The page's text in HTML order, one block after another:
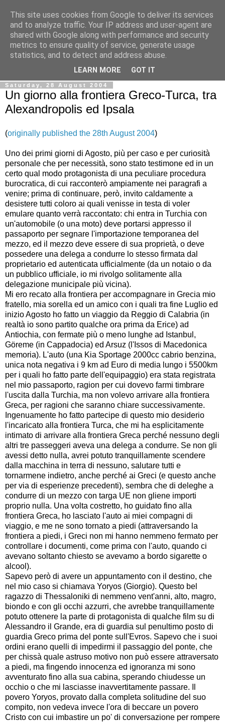
Ale Riolo's blog
Some posts are inEnglish , altri sono inItaliano , algunos
Español
Saturday, 28 August 2004
Un giorno alla frontiera Greco-Turca, tra
Alexandropolis ed Ipsala
(originally published the 28th August 2004)
Uno dei primi giorni di Agosto, più per caso e per curiosità
personale che per necessità, sono stato testimone ed in un
certo qual modo protagonista di una peculiare procedura
burocratica, di cui racconterò ampiamente nei paragrafi a
venire; prima di continuare, però, invito caldamente a
desistere tutti coloro ai quali venisse in testa di voler
emulare quanto verrà raccontato: chi entra in Turchia con
un'automobile (o una moto) deve portarsi appresso il
passaporto per segnare l'importazione temporanea del
mezzo, ed il mezzo deve essere di sua proprietà, o deve
possedere una delega a condurre lo stesso firmata dal
proprietario ed autenticata ufficialmente (da un notaio o da
un pubblico ufficiale, io mi rivolgo solitamente alla
delegazione municipale più vicina).
Mi ero recato alla frontiera per accompagnare in Grecia mio
fratello, mia sorella ed un amico con i quali tra fine Luglio ed
inizio Agosto ho fatto un viaggio da Reggio di Calabria (in
realtà io sono partito qualche ora prima da Erice) ad
Antiochia, con fermate più o meno lunghe ad Istanbul,
Göreme (in Cappadocia) ed Arsuz (l'Issos di Macedonica
memoria). L'auto (una Kia Sportage 2000cc cabrio benzina,
unica nota negativa i 9 km ad Euro di media lungo i 5500km
per i quali ho fatto parte dell'equipaggio) era stata registrata
nel mio passaporto, ragion per cui dovevo farmi timbrare
l'uscita dalla Turchia, ma non volevo arrivare alla frontiera
Greca, per ragioni che saranno chiare successivamente.
Ingenuamente ho fatto partecipe di questo mio desiderio
l'incaricato alla frontiera Turca, che mi ha esplicitamente
intimato di arrivare alla frontiera Greca perché nessuno degli
altri tre passeggeri aveva una delega a condurre. Se non gli
avessi detto nulla, avrei potuto tranquillamente scendere
dalla macchina in terra di nessuno, salutare tutti e
tornarmene indietro, anche perché ai Greci (e questo anche
per via di esperienze precedenti), sembra che di deleghe a
condurre di un mezzo con targa UE non gliene importi
proprio nulla. Una volta costretto, ho guidato fino alla
frontiera Greca, ho lasciato l'auto ai miei compagni di
viaggio, e me ne sono tornato a piedi (attraversando la
frontiera a piedi, i Greci non mi hanno nemmeno fermato per
controllare i documenti, come prima con l'auto, quando ci
avevano soltanto chiesto se avevamo a bordo sigarette o
alcool).
Sapevo però di avere un appuntamento con il destino, che
nel mio caso si chiamava Yoryos (Giorgio). Questo bel
ragazzo di Thessaloniki di nemmeno vent'anni, alto, magro,
biondo e con gli occhi azzurri, che avrebbe tranquillamente
potuto ottenere la parte di protagonista di qualche film su di
Alessandro il Grande, era di guardia sul penultimo posto di
guardia Greco prima del ponte sull'Evros. Sapevo che i suoi
ordini erano quelli di impedirmi il passaggio del ponte, che
per chissà quale astruso motivo non può essere attraversato
a piedi, ma fingendo innocenza ed ignoranza mi sono
avventurato fino alla sua cabina, sperando chiudesse un
occhio o che mi lasciasse inavvertitamente passare. Il
povero Yoryos, provato dalla completa solitudine del suo
compito, non vedeva invece l'ora di beccare un povero
Cristo con cui imbastire un po' di conversazione per rompere
This site uses cookies from Google to deliver its services
and to analyze traffic. Your IP address and user-agent are
shared with Google along with performance and security
metrics to ensure quality of service, generate usage
statistics, and to detect and address abuse.
LEARN MORE GOT IT